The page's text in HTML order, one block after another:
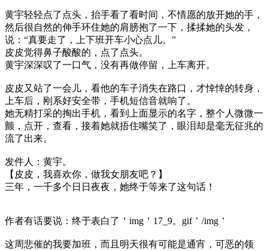
黄宇轻轻点了点头，抬手看了看时间，不情愿的放开她的手，
然后很自然的伸手环住她的肩膀抱了一下，揉揉她的头发，
说：“真要走了，上下班开车小心点儿。”
皮皮觉得鼻子酸酸的，点了点头。
黄宇深深叹了一口气，没有再做停留，上车离开。
皮皮又站了一会儿，看他的车子消失在路口，才悻悻的转身，
上车后，刚系好安全带，手机短信音就响了。
她无精打采的掏出手机，看到上面显示的名字，整个人微微一
颤，点开，查看，接着她就捂住嘴笑了，眼泪却是毫无征兆的
流了出来。
发件人：黄宇。
【皮皮，我喜欢你，做我女朋友吧？】
三年，一千多个日日夜夜，她终于等来了这句话！
作者有话要说：终于表白了＇img＇17_9。gif＇/img＇
这周悲催的我要加班，而且明天很有可能是通宵，可恶的领